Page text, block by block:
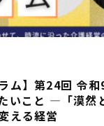
ム】第24回 令
いこと —「漠然
える経営